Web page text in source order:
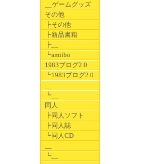
__ゲームグッズ
その他
┣その他
┣新品書籍
┣__
┗amiibo
1983ブログ2.0
┗1983ブログ2.0
┗__
同人
┣同人ソフト
┣同人誌
┗同人CD
┗__